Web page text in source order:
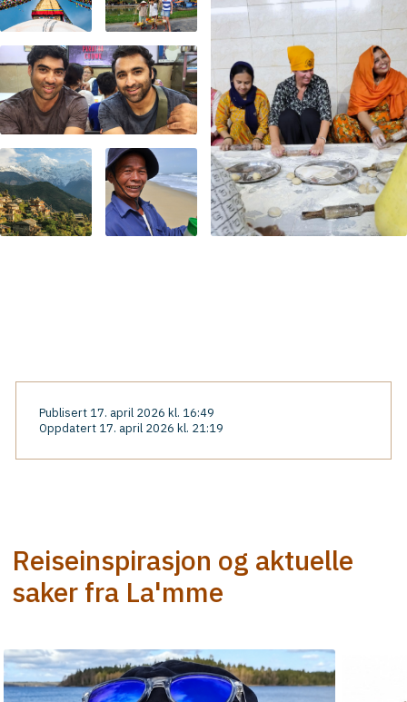
Publisert 17. april 2026 kl. 16:49
Oppdatert 17. april 2026 kl. 21:19
Reiseinspirasjon og aktuelle
saker fra La'mme